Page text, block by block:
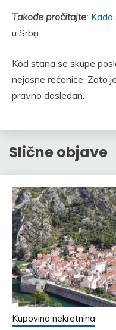
Takođe pročitajte: Kada
u Srbiji
Kod stana se skupe
nejasne rečenice. Zato
pravno dosledan.
Slične objave
Kupovina nekretnina